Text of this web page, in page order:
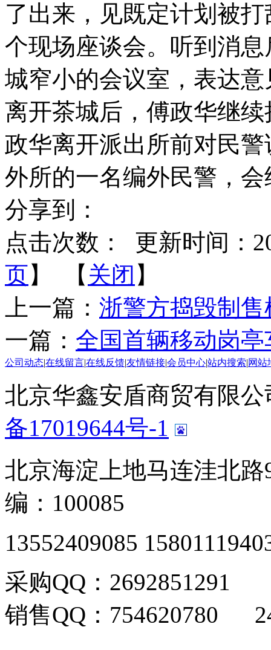
了出来，见既定计划被
个现场座谈会。听到消
城窄小的会议室，表达意
离开茶城后，傅政华继
政华离开派出所前对民
外所的一名编外民警，
分享到：
点击次数：
更新时间：
页】 【 关闭 】
上一篇： 浙警方捣毁制
一篇： 全国首辆移动岗
公司动态在线留言在线反馈友情链接会员中心站内搜索 网站
北京华鑫安盾商贸有限
备17019644号-1
北京海淀上地马连洼北
编：100085
13552409085
采购QQ：2692851291
销售QQ：754620780